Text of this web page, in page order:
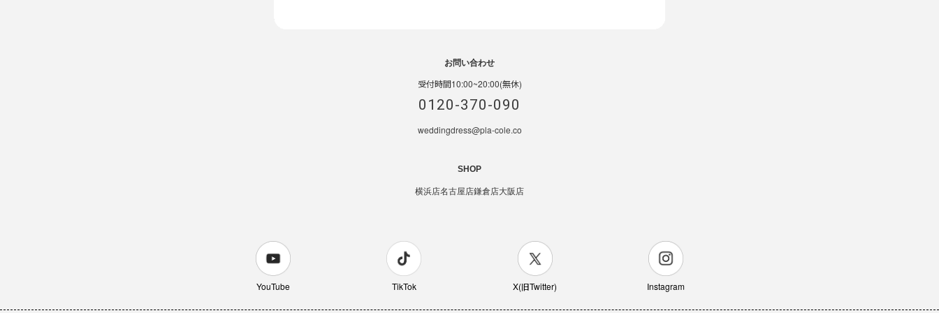
お問い合わせ
受付時間10:00~20:00(無休)
0120-370-090
weddingdress@pla-cole.co
SHOP
横浜店名古屋店鎌倉店大阪店
YouTube TikTok X(旧Twitter) Instagram